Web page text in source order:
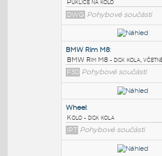
RIM:
Puklice na kolo
DWG
BMW Rim M8 :